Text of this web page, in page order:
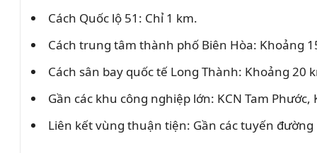
Cách Quốc lộ 51: Chỉ 1 km.
Cách trung tâm thành phố Biên Hòa: Khoảng
Cách sân bay quốc tế Long Thành: Khoảng 20
Gần các khu công nghiệp lớn: KCN Tam
Liên kết vùng thuận tiện: Gần các tuyến đường